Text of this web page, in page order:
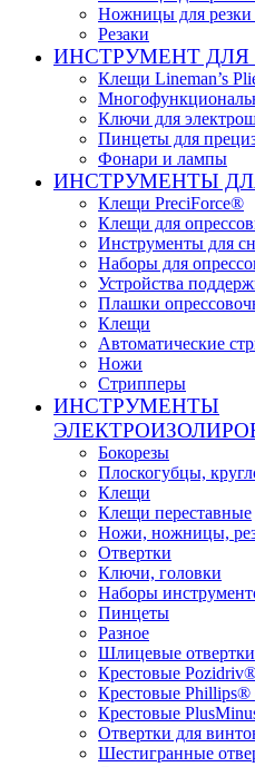
Ножницы для резки
Резаки
ИНСТРУМЕНТ ДЛЯ
Клещи Lineman’s
Ключи для
Пинцеты для
Фонари и лампы
ИНСТРУМЕНТЫ
Клещи PreciForce®
Клещи для
Инструменты для
Наборы для
Устройства
Плашки
Клещи
Автоматические
Ножи
Стрипперы
ИНСТРУМЕНТЫ
Бокорезы
Плоскогубцы,
Клещи
Клещи переставные
Ножи, ножницы,
Отвертки
Ключи, головки
Наборы
Пинцеты
Разное
Шлицевые отвертки
Крестовые
Крестовые Phillips®
Крестовые
Отвертки для
Шестигранные